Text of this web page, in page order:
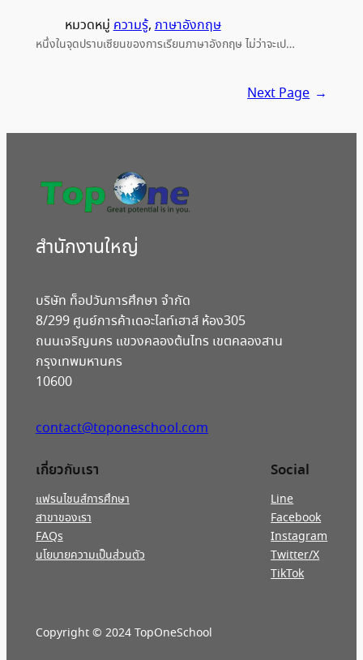
หมวดหมู่ความรู้, ภาษาอังกฤษ
หนึ่งในจุดปราบเซียนของการเรียนภาษาอังกฤษ ไม่ว่าจะเป…
Next Page →
สํานักงานใหญ่
บริษัท ท็อปวันการศึกษา จำกัด
8/299 ศูนย์การค้าเดอะไลท์เฮาส์ ห้อง305
ถนนเจริญนคร แขวงคลองต้นไทร เขตคลองสาน
กรุงเทพมหานคร
10600
contact@toponeschool.com
เกี่ยวกับเรา
แฟรนไชนส์การศึกษา
สาขาของเรา
FAQs
นโยบายความเป็นส่วนตัว
Social
Line
Facebook
Instagram
Twitter/X
TikTok
Copyright © 2024 TopOneSchool